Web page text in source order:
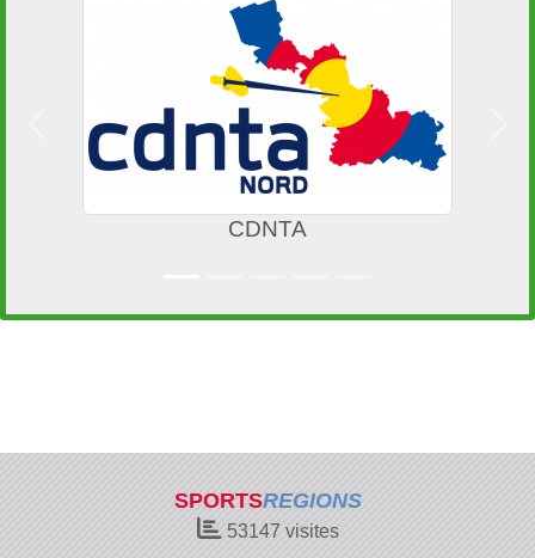
Précedent
SPORTSREGIONS
53147 visites